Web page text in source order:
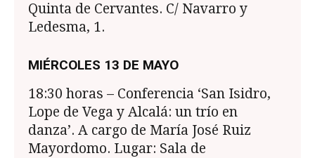
Quinta de Cervantes. C/ Navarro y
Ledesma, 1.
MIÉRCOLES 13 DE MAYO
18:30 horas – Conferencia ‘San Isidro,
Lope de Vega y Alcalá: un trío en
danza’. A cargo de María José Ruiz
Mayordomo. Lugar: Sala de